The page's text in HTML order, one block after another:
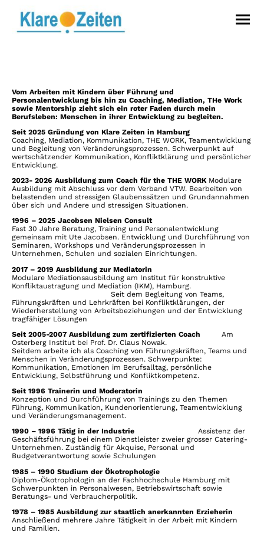
Vom Arbeiten mit Kindern über Führung und
Personalentwicklung bis hin zu Coaching, Mediation, THe Work
sowie Mentorship zieht sich ein roter Faden durch mein
Berufsleben: Menschen in ihrer Entwicklung zu begleiten.
Seit 2025 Gründung von Klare Zeiten in Hamburg
Coaching, Mediation, Kommunikation, THE WORK, Teamentwicklung
und Begleitung von Veränderungsprozessen. Schwerpunkt auf
wertschätzender Kommunikation, Konfliktklärung und persönlicher
Entwicklung.
2023- 2026 Ausbildung zum Coach für the THE WORKModulare
Ausbildung mit Abschluss vor dem Verband VTW. Bearbeiten von
belastenden und stressigen Glaubenssätzen und Grundannahmen
über sich und Andere und stressigen Situationen.
1996 – 2025 Jacobsen Nielsen Consult
Fast 30 Jahre Beratung, Training und Personalentwicklung
gemeinsam mit Ute Jacobsen. Entwicklung und Durchführung von
Seminaren, Workshops und Veränderungsprozessen in
Unternehmen, Schulen und sozialen Einrichtungen.
2017 – 2019 Ausbildung zur Mediatorin
Modulare Mediationsausbildung am Institut für konstruktive
Konfliktaustragung und Mediation (IKM), Hamburg.
Seit dem Begleitung von Teams,
Führungskräften und Lehrkräften bei Konfliktklärungen, der
Wiederherstellung von Arbeitsbeziehungen und der Entwicklung
tragfähiger Lösungen
Seit 2005-2007 Ausbildung zum zertifizierten Coach Am
Osterberg Institut bei Prof. Dr. Claus Nowak.
Seitdem arbeite ich als Coaching von Führungskräften, Teams und
Menschen in Veränderungsprozessen. Schwerpunkte:
Kommunikation, Emotionen im Berufsalltag, persönliche
Entwicklung, Selbstführung und Konfliktkompetenz.
Seit 1996 Trainerin und Moderatorin
Konzeption und Durchführung von Trainings zu den Themen
Führung, Kommunikation, Kundenorientierung, Teamentwicklung
und Veränderungsmanagement.
1990 – 1996 Tätig in der Industrie Assistenz der
Geschäftsführung bei einem Dienstleister zweier grosser Catering-
Unternehmen. Zuständig für Akquise, Personal und
Budgetverantwortung sowie Schulungen
1985 – 1990 Studium der Ökotrophologie
Diplom-Ökotrophologin an der Fachhochschule Hamburg mit
Schwerpunkten in Personalwesen, Betriebswirtschaft sowie
Beratungs- und Verbraucherpolitik.
1978 – 1985 Ausbildung zur staatlich anerkannten Erzieherin
Anschließend mehrere Jahre Tätigkeit in der Arbeit mit Kindern
und Familien.